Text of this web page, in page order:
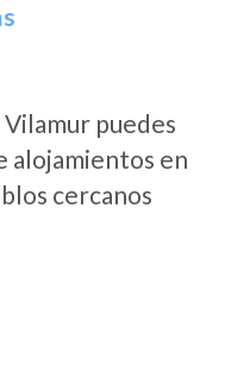
puedes
alojamientos en
cercanos